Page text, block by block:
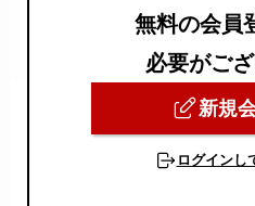
無料の会員
必要がござ
新規
ログインし